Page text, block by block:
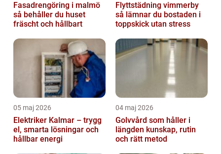
Fasadrengöring i malmö
så behåller du huset
fräscht och hållbart
Flyttstädning vimmerby
så lämnar du bostaden i
toppskick utan stress
05 maj 2026
Elektriker Kalmar – trygg
el, smarta lösningar och
hållbar energi
04 maj 2026
Golvvård som håller i
längden kunskap, rutin
och rätt metod